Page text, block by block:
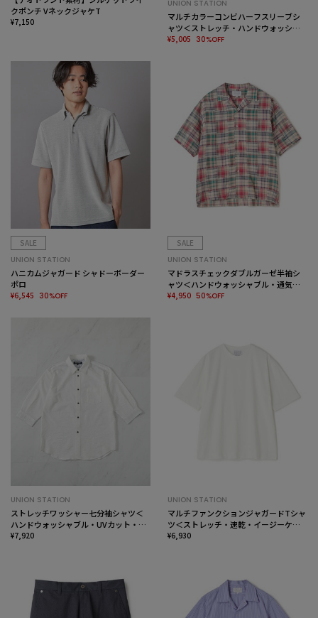
クポンチ VネックジャケT
¥7,150
UNION STATION
マルチカラーコンビハーフスリーブシ
ャツ＜ストレッチ・ハンドウォッシャ
ブル＞
¥5,005 30%OFF
SALE
UNION STATION
ハニカムジャガード シャドーボーダー
ポロ
¥6,545 30%OFF
SALE
UNION STATION
マドラスチェックダブルガーゼ半袖シ
ャツ＜ハンドウォッシャブル・通気性
＞
¥4,950 50%OFF
UNION STATION
ストレッチワッシャー七分袖シャツ＜
ハンドウォッシャブル・UVカット・抗
菌＞
¥7,920
UNION STATION
マルチファンクションジャガードTシャ
ツ＜ストレッチ・速乾・イージーケ
ア・ハンドウォッシャブル・UVカッ
¥6,930